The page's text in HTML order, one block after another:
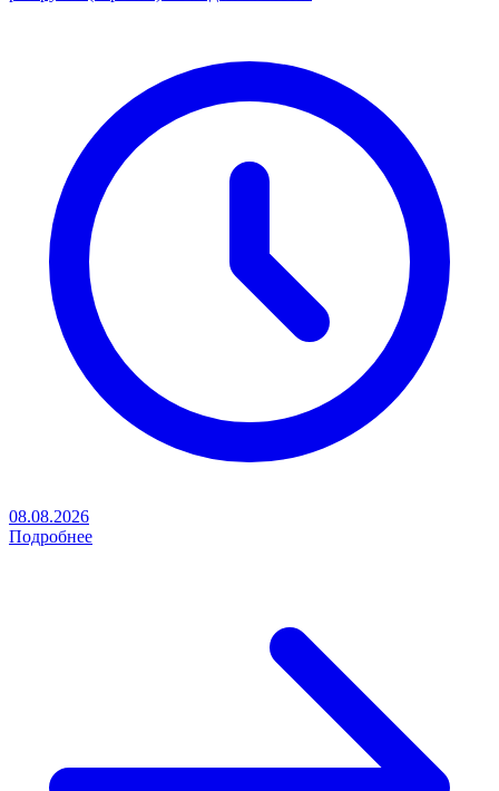
08.08.2026
Подробнее